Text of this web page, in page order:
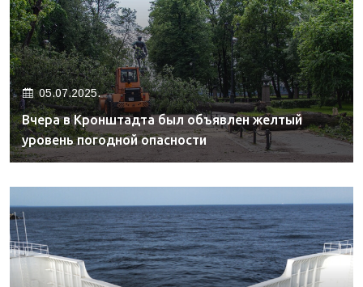
05.07.2025.
Вчера в Кронштадта был объявлен желтый
уровень погодной опасности